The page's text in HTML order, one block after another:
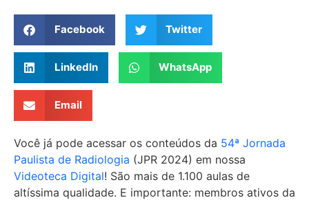
Facebook Twitter
LinkedIn WhatsApp
Email
Você já pode acessar os conteúdos da 54ª Jornada
Paulista de Radiologia (JPR 2024) em nossa
Videoteca Digital! São mais de 1.100 aulas de
altíssima qualidade. E importante: membros ativos da